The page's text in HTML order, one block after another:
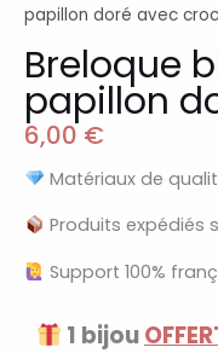
papillon doré avec
Breloque
papillon
6,00€
Matériaux de
Produits expédiés
Support 100%
1 bijou